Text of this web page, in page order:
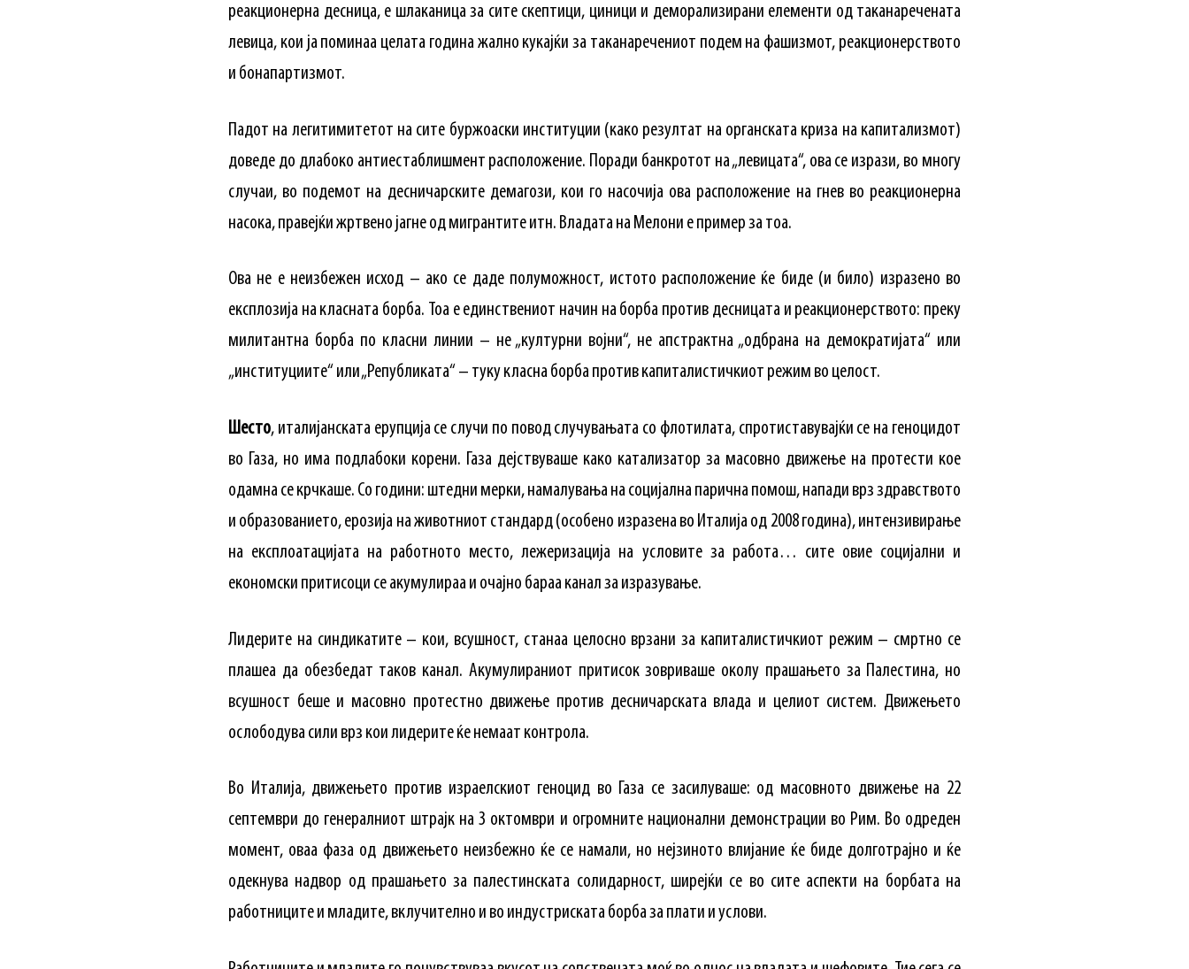
реакционерна десница, е шлаканица за сите скептици, циници и деморализирани елементи од таканаречената
левица, кои ја поминаа целата година жално кукајќи за таканаречениот подем на фашизмот, реакционерството
и бонапартизмот.
Падот на легитимитетот на сите буржоаски институции (како резултат на органската криза на капитализмот)
доведе до длабоко антиестаблишмент расположение. Поради банкротот на „левицата“, ова се изрази, во многу
случаи, во подемот на десничарските демагози, кои го насочија ова расположение на гнев во реакционерна
насока, правејќи жртвено јагне од мигрантите итн. Владата на Мелони е пример за тоа.
Ова не е неизбежен исход – ако се даде полуможност, истото расположение ќе биде (и било) изразено во
експлозија на класната борба. Тоа е единствениот начин на борба против десницата и реакционерството: преку
милитантна борба по класни линии – не „културни војни“, не апстрактна „одбрана на демократијата“ или
„институциите“ или „Републиката“ – туку класна борба против капиталистичкиот режим во целост.
Шесто, италијанската ерупција се случи по повод случувањата со флотилата, спротиставувајќи се на геноцидот
во Газа, но има подлабоки корени. Газа дејствуваше како катализатор за масовно движење на протести кое
одамна се крчкаше. Со години: штедни мерки, намалувања на социјална парична помош, напади врз здравството
и образованието, ерозија на животниот стандард (особено изразена во Италија од 2008 година), интензивирање
на експлоатацијата на работното место, лежеризација на условите за работа… сите овие социјални и
економски притисоци се акумулираа и очајно бараа канал за изразување.
Лидерите на синдикатите – кои, всушност, станаа целосно врзани за капиталистичкиот режим – смртно се
плашеа да обезбедат таков канал. Акумулираниот притисок зовриваше околу прашањето за Палестина, но
всушност беше и масовно протестно движење против десничарската влада и целиот систем. Движењето
ослободува сили врз кои лидерите ќе немаат контрола.
Во Италија, движењето против израелскиот геноцид во Газа се засилуваше: од масовното движење на 22
септември до генералниот штрајк на 3 октомври и огромните национални демонстрации во Рим. Во одреден
момент, оваа фаза од движењето неизбежно ќе се намали, но нејзиното влијание ќе биде долготрајно и ќе
одекнува надвор од прашањето за палестинската солидарност, ширејќи се во сите аспекти на борбата на
работниците и младите, вклучително и во индустриската борба за плати и услови.